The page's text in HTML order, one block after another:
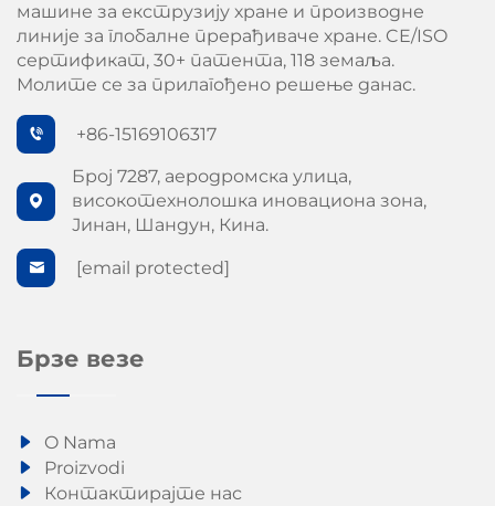
машине за екструзију хране и производне
линије за глобалне прерађиваче хране. CE/ISO
сертификат, 30+ патента, 118 земаља.
Молите се за прилагођено решење данас.
+86-15169106317
Број 7287, аеродромска улица,
високотехнолошка иновациона зона,
Јинан, Шандун, Кина.
[email protected]
Брзе везе
O Nama
Proizvodi
Контактирајте нас